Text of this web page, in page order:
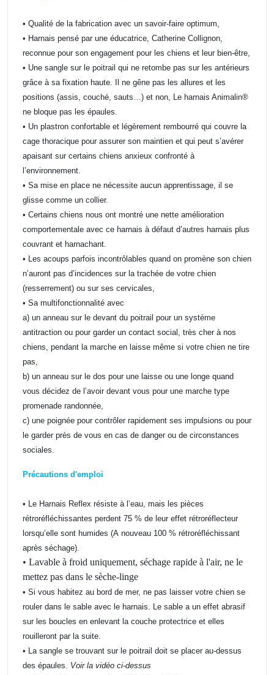
• Qualité de la fabrication avec un savoir-faire optimum,
• Harnais pensé par une éducatrice, Catherine Collignon,
reconnue pour son engagement pour les chiens et leur bien-être,
• Une sangle sur le poitrail qui ne retombe pas sur les antérieurs
grâce à sa fixation haute. Il ne gêne pas les allures et les
positions (assis, couché, sauts…) et non, Le harnais Animalin®
ne bloque pas les épaules.
• Un plastron confortable et légèrement rembourré qui couvre la
cage thoracique pour assurer son maintien et qui peut s’avérer
apaisant sur certains chiens anxieux confronté à
l’environnement.
• Sa mise en place ne nécessite aucun apprentissage, il se
glisse comme un collier.
• Certains chiens nous ont montré une nette amélioration
comportementale avec ce harnais à défaut d’autres harnais plus
couvrant et harnachant.
• Les acoups parfois incontrôlables quand on promène son chien
n’auront pas d’incidences sur la trachée de votre chien
(resserrement) ou sur ses cervicales,
• Sa multifonctionnalité avec
a) un anneau sur le devant du poitrail pour un système
antitraction ou pour garder un contact social, très cher à nos
chiens, pendant la marche en laisse même si votre chien ne tire
pas,
b) un anneau sur le dos pour une laisse ou une longe quand
vous décidez de l’avoir devant vous pour une marche type
promenade randonnée,
c) une poignée pour contrôler rapidement ses impulsions ou pour
le garder près de vous en cas de danger ou de circonstances
sociales.
Précautions d'emploi
• Le Harnais Reflex résiste à l’eau, mais les pièces
rétroréfléchissantes perdent 75 % de leur effet rétroréflecteur
lorsqu’elle sont humides (A nouveau 100 % rétroréfléchissant
après séchage).
• Lavable à froid uniquement, séchage rapide à l'air, ne le
mettez pas dans le sèche-linge
• Si vous habitez au bord de mer, ne pas laisser votre chien se
rouler dans le sable avec le harnais. Le sable a un effet abrasif
sur les boucles en enlevant la couche protectrice et elles
rouilleront par la suite.
• La sangle se trouvant sur le poitrail doit se placer au-dessus
des épaules. Voir la vidéo ci-dessus